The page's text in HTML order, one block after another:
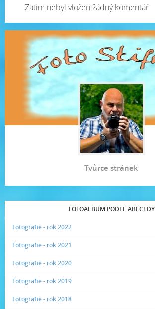
Zatím nebyl vložen žádný komentář
Tvůrce stránek
FOTOALBUM PODLE ABECEDY
Fotografie - rok 2022
Fotografie - rok 2021
Fotografie - rok 2020
Fotografie - rok 2019
Fotografie - rok 2018